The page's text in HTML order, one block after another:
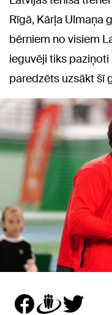
Rīgā, Kārļa Ulmaņa
bērniem no visiem
ieguvēji tiks
paredzēts uzsākt šī